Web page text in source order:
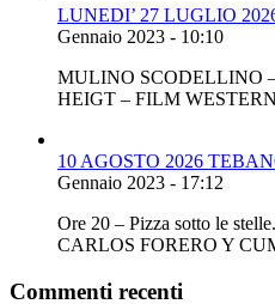
LUNEDI’ 27 LUGLIO
Gennaio 2023 - 10:10
MULINO SCODELLINO
HEIGT – FILM WESTERN
10 AGOSTO 2026
Gennaio 2023 - 17:12
Ore 20 – Pizza sotto le
CARLOS FORERO Y
Commenti recenti